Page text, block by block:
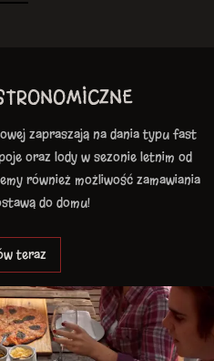
zapraszają na dania typu fast
oraz lody w sezonie letnim od
również możliwość zamawiania
do domu!
teraz